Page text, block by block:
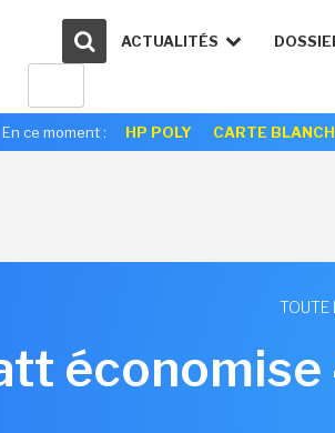
ACTUALITÉS
En ce moment : HP POLY CARTE
TOUTE